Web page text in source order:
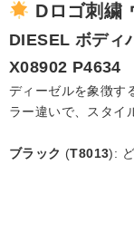
Dロゴ刺繍
DIESEL ボディ
X08902 P4634
ディーゼルを象徴す
ラー違いで、スタイ
ブラック (T8013):